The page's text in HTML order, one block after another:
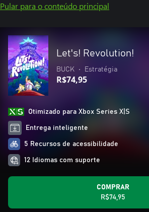
Pular para o conteúdo principal
Let's! Revolution!
BUCK • Estratégia
R$74,95
Otimizado para Xbox Series X|S
Entrega inteligente
5 Recursos de acessibilidade
12 Idiomas com suporte
COMPRAR
R$74,95